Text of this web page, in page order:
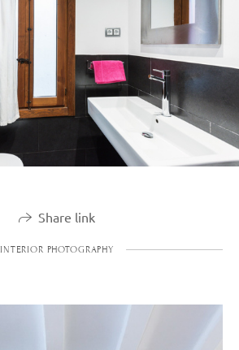
Share link
INTERIOR PHOTOGRAPHY